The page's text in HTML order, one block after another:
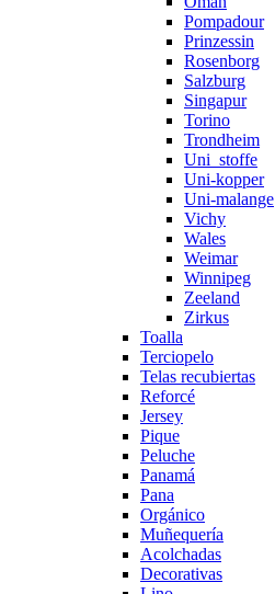
Pompadour
Prinzessin
Rosenborg
Salzburg
Singapur
Torino
Trondheim
Uni_stoffe
Uni-kopper
Uni-malange
Vichy
Wales
Weimar
Winnipeg
Zeeland
Zirkus
Toalla
Terciopelo
Telas recubiertas
Reforcé
Jersey
Pique
Peluche
Panamá
Pana
Orgánico
Muñequería
Acolchadas
Decorativas